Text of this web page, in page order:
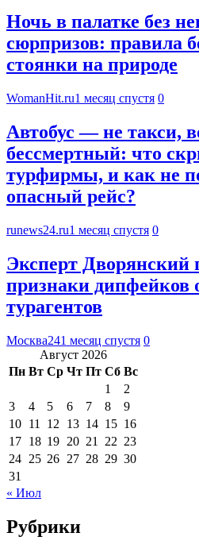
Ночь в палатке без
сюрпризов: правила
стоянки на природе
WomanHit.ru1 месяц спустя 0
Автобус — не такси,
бессмертный: что
турфирмы, и как не
опасный рейс?
runews24.ru1 месяц спустя 0
Эксперт Дворянский
признаки дипфейков
турагентов
Москва241 месяц спустя 0
Август 2026
Пн Вт Ср Чт Пт Сб Вс
1
2
3
4 5 6 7 8
9
10 11 12 13 14 15 16
17 18 19 20 21 22 23
24 25 26 27 28 29 30
31
« Июл
Рубрики